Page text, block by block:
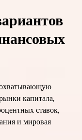
капитала,
ставок,
и мировая